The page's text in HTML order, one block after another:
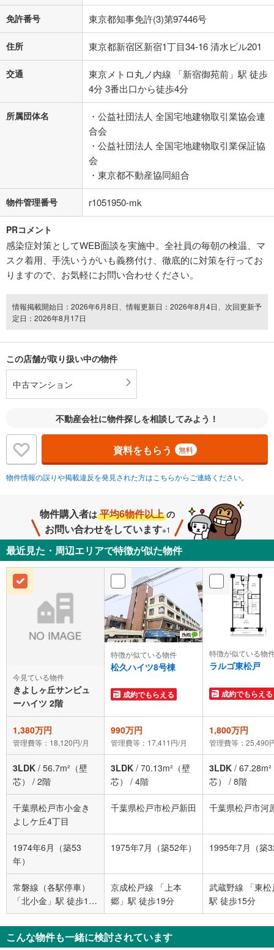
免許番号 東京都知事免許(3)第97446号
住所 東京都新宿区新宿1丁目34-16 清水ビル201
交通
東京メトロ丸ノ内線 「新宿御苑前」駅 徒歩
4分 3番出口から徒歩4分
所属団体名
・公益社団法人 全国宅地建物取引業協会連
合会
・公益社団法人 全国宅地建物取引業保証協
会
・東京都不動産協同組合
物件管理番号 r1051950-mk
PRコメント
感染症対策としてWEB面談を実施中。全社員の毎朝の検温、マ
スク着用、手洗いうがいも義務付け、徹底的に対策を行ってお
りますので、お気軽にお問い合わせください。
情報掲載開始日：2026年6月8日、情報更新日：2026年8月4日、次回更新予
定日：2026年8月17日
この店舗が取り扱い中の物件
中古マンション
不動産会社に物件探しを相談してみよう！
資料をもらう 無料
物件情報の誤りや掲載違反を発見された方はこちらからご連絡ください。
物件購入者は 平均6物件以上 の
お問い合わせをしています※1
最近見た・周辺エリアで特徴が似た物件
今見ている物件
きよしヶ丘サンビュ
ーハイツ 2階
特徴が似ている物件
松久ハイツ8号棟
成約でもらえる
特徴が似ている物
ラルゴ東松戸
成約でもらえる
1,380万円
管理費等：18,120円/月
990万円
管理費等：17,411円/月
1,800万円
管理費等：25,490
3LDK / 56.7m²（壁
芯）
/ 2階
3LDK / 70.13m²（壁
芯）
/ 4階
3LDK /
芯）
/ 8階
千葉県松戸市小金き
よしケ丘4丁目
千葉県松戸市松戸新田 千葉県松戸市河
1974年6月（築53
年）
1975年7月（築52年） 1995年7月（築
常磐線（各駅停車）
「北小金」駅 徒歩15
分
京成松戸線 「上本
郷」駅 徒歩19分
武蔵野線 「東松
駅 徒歩15分
こんな物件も一緒に検討されています